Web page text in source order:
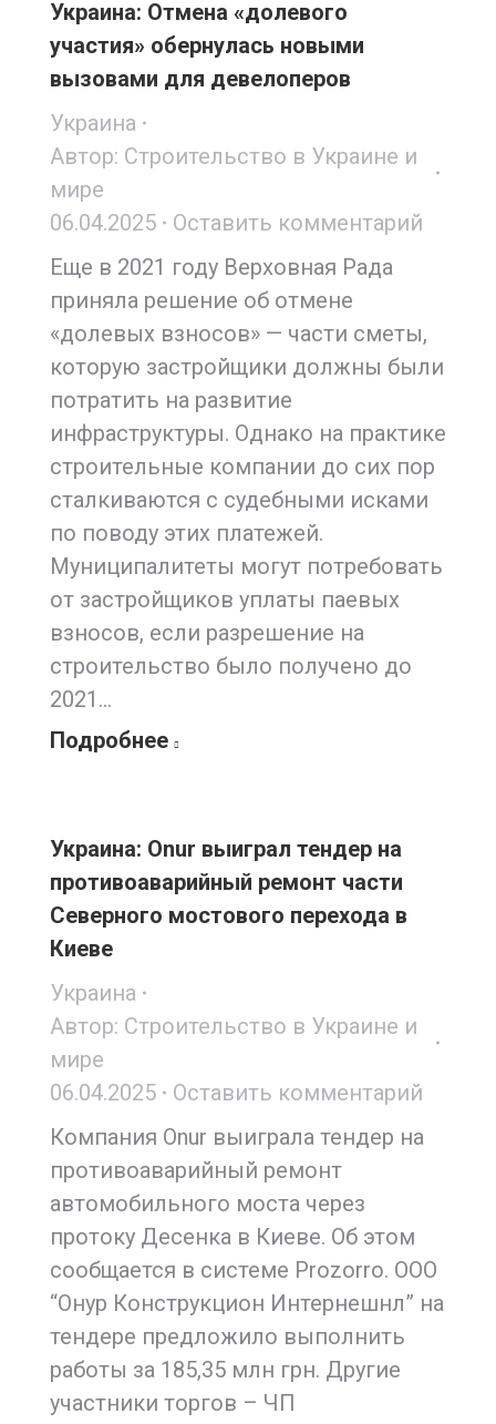
Украина: Отмена «долевого
участия» обернулась новыми
вызовами для девелоперов
Украина
Автор: Строительство в Украине и
мире
06.04.2025
Оставить комментарий
Еще в 2021 году Верховная Рада
приняла решение об отмене
«долевых взносов» — части сметы,
которую застройщики должны были
потратить на развитие
инфраструктуры. Однако на практике
строительные компании до сих пор
сталкиваются с судебными исками
по поводу этих платежей.
Муниципалитеты могут потребовать
от застройщиков уплаты паевых
взносов, если разрешение на
строительство было получено до
2021…
Подробнее
Украина: Onur выиграл тендер на
противоаварийный ремонт части
Северного мостового перехода в
Киеве
Украина
Автор: Строительство в Украине и
мире
06.04.2025
Оставить комментарий
Компания Onur выиграла тендер на
противоаварийный ремонт
автомобильного моста через
протоку Десенка в Киеве. Об этом
сообщается в системе Prozorro. ООО
“Онур Конструкцион Интернешнл” на
тендере предложило выполнить
работы за 185,35 млн грн. Другие
участники торгов – ЧП